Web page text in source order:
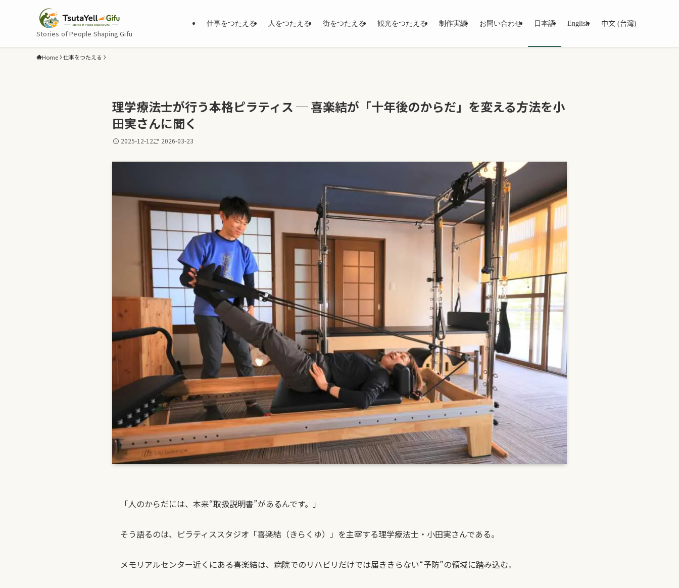
Stories of People Shaping Gifu
仕事をつたえる 人をつたえる 街をつたえる 観光をつたえる 制作実績 お問い合わせ 日本語 English 中文 (台灣)
Home 仕事をつたえる
理学療法士が行う本格ピラティス ─ 喜楽結が「十年後のからだ」を変える方法を小
田実さんに聞く
2025-12-12 2026-03-23
「人のからだには、本来“取扱説明書”があるんです。」
そう語るのは、ピラティススタジオ「喜楽結（きらくゆ）」を主宰する理学療法士・小田実さんである。
メモリアルセンター近くにある喜楽結は、病院でのリハビリだけでは届ききらない“予防”の領域に踏み込む。